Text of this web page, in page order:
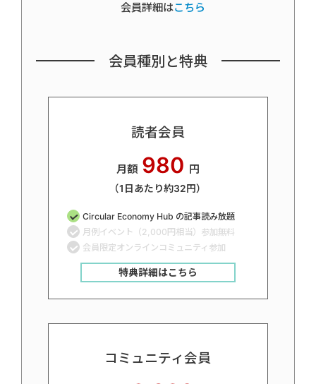
会員詳細はこちら
会員種別と特典
読者会員
月額 980 円
（1日あたり約32円）
Circular Economy Hub の記事読み放題
月例イベント（2,000円相当）参加無料
会員限定オンラインコミュニティ参加
特典詳細はこちら
コミュニティ会員